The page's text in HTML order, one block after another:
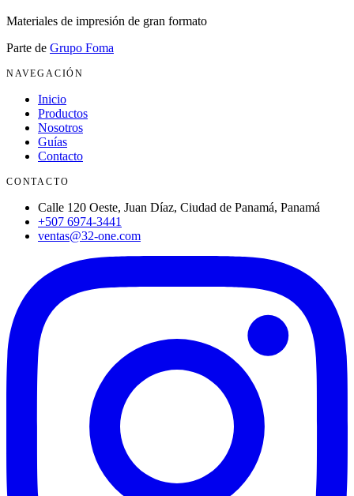
Materiales de impresión de gran formato
Parte de Grupo Foma
NAVEGACIÓN
Inicio
Productos
Nosotros
Guías
Contacto
CONTACTO
Calle 120 Oeste, Juan Díaz, Ciudad de Panamá, Panamá
+507 6974-3441
ventas@32-one.com